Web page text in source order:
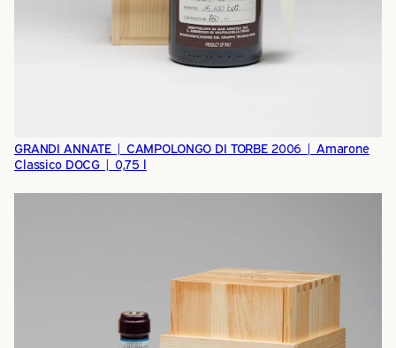
GRANDI ANNATE | CAMPOLONGO DI TORBE 2006 | Amarone
Classico DOCG | 0,75 l